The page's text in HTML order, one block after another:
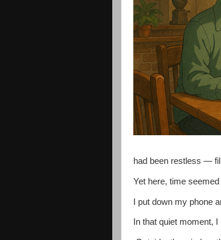
had been restless —
Yet here, time
I put down my phone
In that quiet moment,